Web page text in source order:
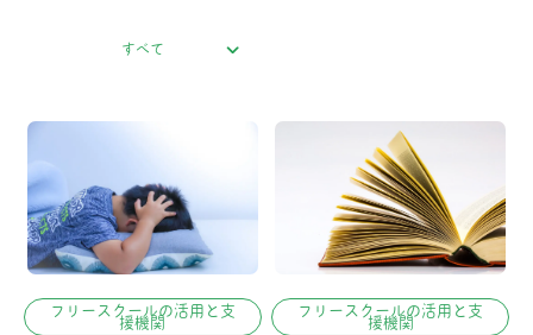
すべて
フリースクールの活用と支
援機関
フリースクールの活用と支
援機関